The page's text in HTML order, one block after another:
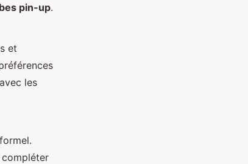
pin-up.
et
les
formel.